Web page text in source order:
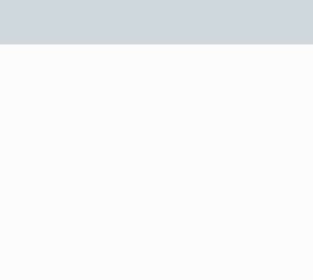
таксі існує десятиліттями